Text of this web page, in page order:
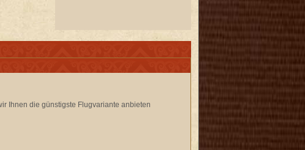
Ihnen die günstigste Flugvariante anbieten